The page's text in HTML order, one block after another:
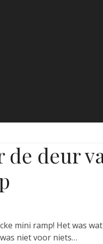
deur
mini ramp! Het was
niet voor niets…